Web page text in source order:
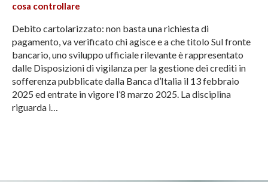
cosa controllare
Debito cartolarizzato: non basta una richiesta di
pagamento, va verificato chi agisce e a che titolo Sul fronte
bancario, uno sviluppo ufficiale rilevante è rappresentato
dalle Disposizioni di vigilanza per la gestione dei crediti in
sofferenza pubblicate dalla Banca d’Italia il 13 febbraio
2025 ed entrate in vigore l’8 marzo 2025. La disciplina
riguarda i…